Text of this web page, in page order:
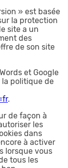
» est basée
la protection
site a un
des
de son site
et Google
la politique de
.
de façon à
les
dans
à activer
lorsque vous
tous les